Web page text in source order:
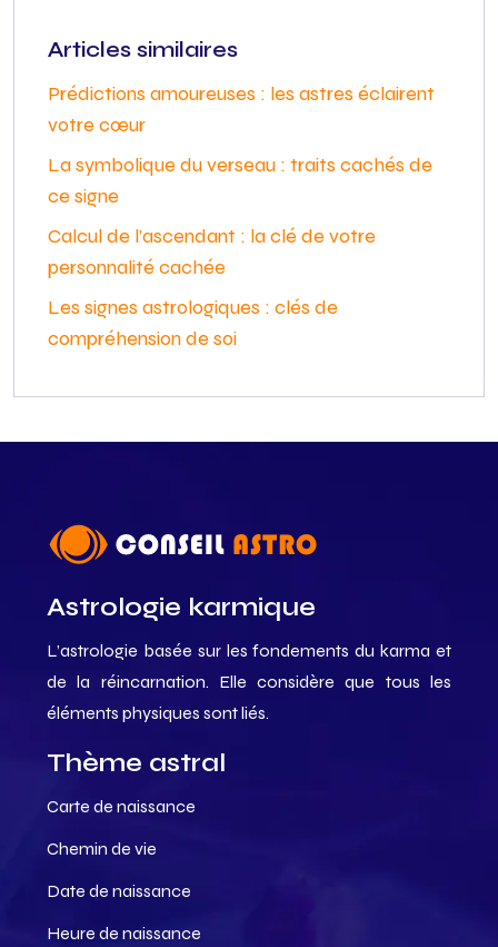
Articles similaires
Prédictions amoureuses : les astres éclairent
votre cœur
La symbolique du verseau : traits cachés de
ce signe
Calcul de l’ascendant : la clé de votre
personnalité cachée
Les signes astrologiques : clés de
compréhension de soi
Astrologie karmique
L’astrologie basée sur les fondements du karma et
de la réincarnation. Elle considère que tous les
éléments physiques sont liés.
Thème astral
Carte de naissance
Chemin de vie
Date de naissance
Heure de naissance